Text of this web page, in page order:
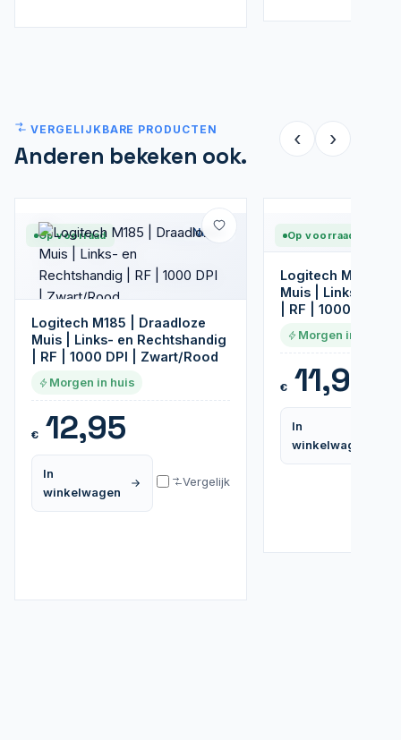
VERGELIJKBARE PRODUCTEN
Anderen bekeken ook.
‹ ›
Op voorraad Nieuw
Logitech M185 | Draadloze
Muis | Links- en Rechtshandig
| RF | 1000 DPI | Zwart/Rood
Morgen in huis
€12,95
In
winkelwagen
Vergelijk
Op voorraad
Logitech M170 |
Muis | Links- en
| RF | 1000 DPI |
Morgen in huis
€11,95
In
winkelwagen